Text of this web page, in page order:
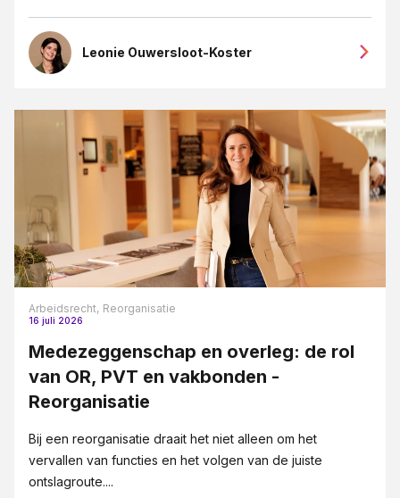
Leonie Ouwersloot-Koster
Arbeidsrecht, Reorganisatie
16 juli 2026
Medezeggenschap en overleg: de rol
van OR, PVT en vakbonden -
Reorganisatie
Bij een reorganisatie draait het niet alleen om het
vervallen van functies en het volgen van de juiste
ontslagroute....